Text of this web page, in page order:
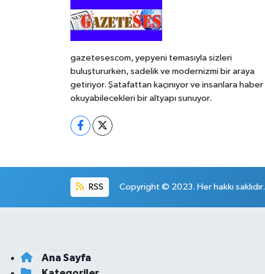
gazetesescom, yepyeni temasıyla sizleri
buluştururken, sadelik ve modernizmi bir araya
getiriyor. Şatafattan kaçınıyor ve insanlara haber
okuyabilecekleri bir altyapı sunuyor.
RSS Copyright © 2023. Her hakkı saklıdır.
Ana Sayfa